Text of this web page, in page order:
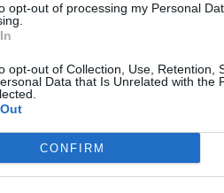
opt-out of processing my Personal
opt-out of Collection, Use, Retention,
Data that Is Unrelated with the
CONFIRM
Promosse in Seconda le
Terza categoria